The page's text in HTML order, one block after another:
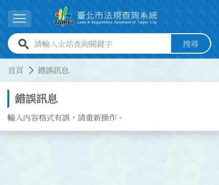
展開選單
全站查詢關鍵字欄位 搜尋
首頁 錯誤訊息
錯誤訊息
輸入內容格式有誤，請重新操作。